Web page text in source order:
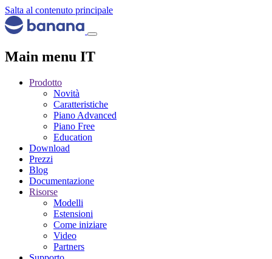
Salta al contenuto principale
Main menu IT
Prodotto
Novità
Caratteristiche
Piano Advanced
Piano Free
Education
Download
Prezzi
Blog
Documentazione
Risorse
Modelli
Estensioni
Come iniziare
Video
Partners